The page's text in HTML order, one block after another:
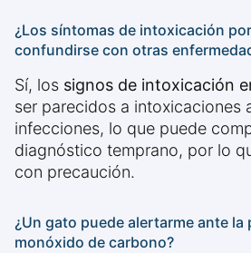
¿Los síntomas de intoxicación
confundirse con otras
Sí, los signos de intoxicación
ser parecidos a intoxicaciones
infecciones, lo que puede
diagnóstico temprano, por lo
con precaución.
¿Un gato puede alertarme ante la
monóxido de carbono?